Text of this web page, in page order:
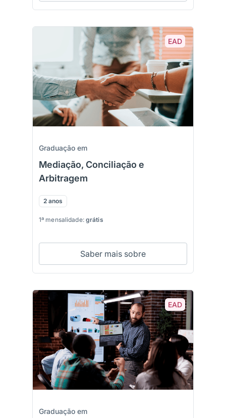
EAD
Graduação em
Mediação, Conciliação e
Arbitragem
2 anos
1ª mensalidade: grátis
Saber mais sobre
EAD
Graduação em